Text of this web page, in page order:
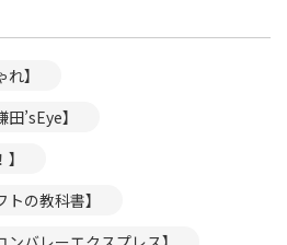
】
’sEye】
の教科書】